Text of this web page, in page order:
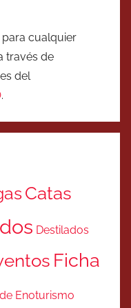
cualquier
través de
del
.
Catas
Destilados
Ficha
Enoturismo